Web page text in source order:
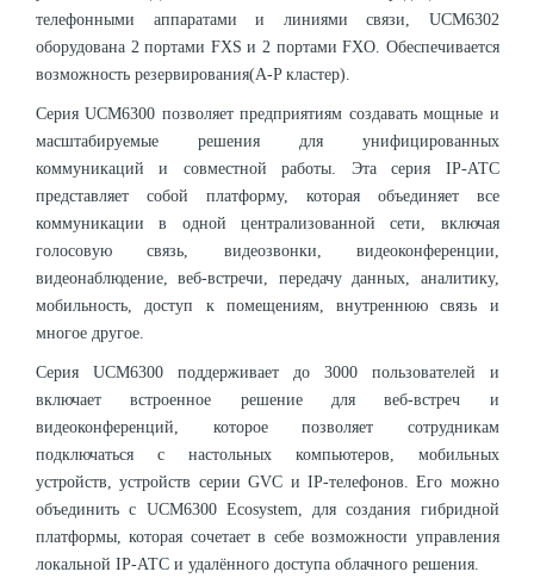
телефонными аппаратами и линиями связи, UCM6302
оборудована 2 портами FXS и 2 портами FXO. Обеспечивается
возможность резервирования(A-P кластер).
Серия UCM6300 позволяет предприятиям создавать мощные и
масштабируемые решения для унифицированных
коммуникаций и совместной работы. Эта серия IP-АТС
представляет собой платформу, которая объединяет все
коммуникации в одной централизованной сети, включая
голосовую связь, видеозвонки, видеоконференции,
видеонаблюдение, веб-встречи, передачу данных, аналитику,
мобильность, доступ к помещениям, внутреннюю связь и
многое другое.
Серия UCM6300 поддерживает до 3000 пользователей и
включает встроенное решение для веб-встреч и
видеоконференций, которое позволяет сотрудникам
подключаться с настольных компьютеров, мобильных
устройств, устройств серии GVC и IP-телефонов. Его можно
объединить с UCM6300 Ecosystem, для создания гибридной
платформы, которая сочетает в себе возможности управления
локальной IP-АТС и удалённого доступа облачного решения.